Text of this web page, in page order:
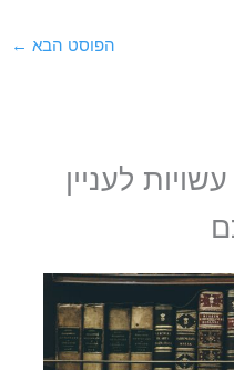
הפוסט הבא ←
לעניין